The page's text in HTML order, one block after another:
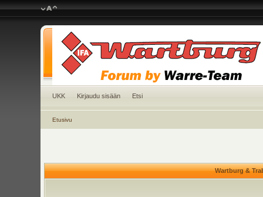
UKK Kirjaudu sisään Etsi
Etusivu
Wartburg &